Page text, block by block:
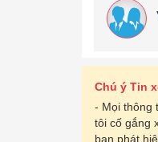
Chú ý Tin
- Mọi thông
tôi cố gắng
bạn phát